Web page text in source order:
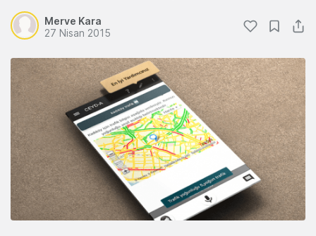
Merve Kara
27 Nisan 2015